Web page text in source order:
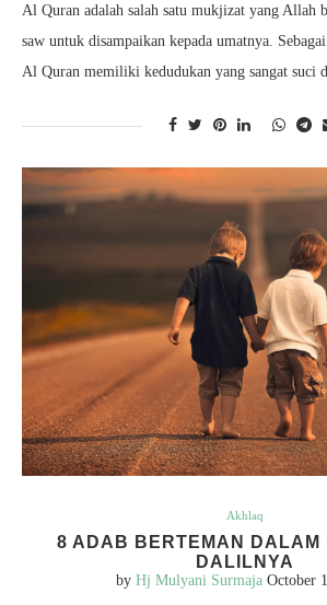
Al Quran adalah salah satu mukjizat yang Allah
saw untuk disampaikan kepada umatnya.
Al Quran memiliki kedudukan yang sangat suci
Akhlaq
8 ADAB BERTEMAN DALAM
DALILNYA
by Hj Mulyani Surmaja October